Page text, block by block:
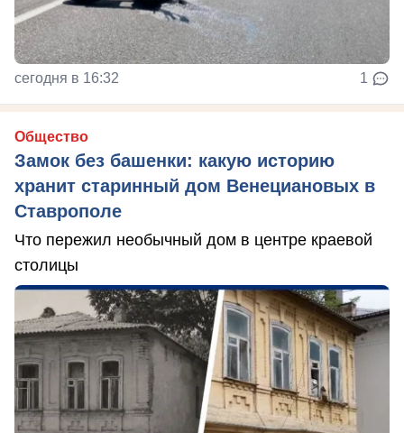
сегодня в 16:32 1
Общество
Замок без башенки: какую историю
хранит старинный дом Венециановых в
Ставрополе
Что пережил необычный дом в центре краевой
столицы